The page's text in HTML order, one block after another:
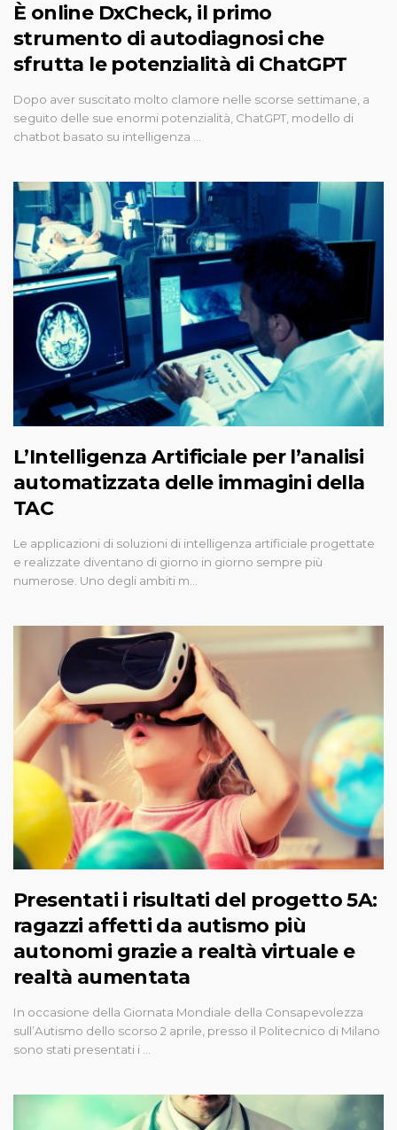
È online DxCheck, il primo
strumento di autodiagnosi che
sfrutta le potenzialità di ChatGPT
Dopo aver suscitato molto clamore nelle scorse settimane, a
seguito delle sue enormi potenzialità, ChatGPT, modello di
chatbot basato su intelligenza …
L’Intelligenza Artificiale per l’analisi
automatizzata delle immagini della
TAC
Le applicazioni di soluzioni di intelligenza artificiale progettate
e realizzate diventano di giorno in giorno sempre più
numerose. Uno degli ambiti m…
Presentati i risultati del progetto 5A:
ragazzi affetti da autismo più
autonomi grazie a realtà virtuale e
realtà aumentata
In occasione della Giornata Mondiale della Consapevolezza
sull’Autismo dello scorso 2 aprile, presso il Politecnico di Milano
sono stati presentati i …